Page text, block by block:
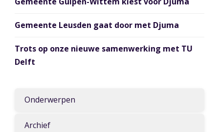
Gemeente Leusden gaat door met Djuma
Trots op onze nieuwe samenwerking met TU
Delft
Onderwerpen
Archief